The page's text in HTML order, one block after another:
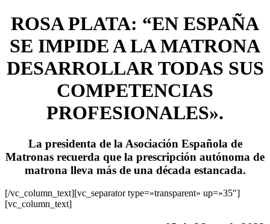
ROSA PLATA: “EN ESPAÑA
SE IMPIDE A LA MATRONA
DESARROLLAR TODAS SUS
COMPETENCIAS
PROFESIONALES».
La presidenta de la Asociación Española de
Matronas recuerda que la prescripción autónoma de
matrona lleva más de una década estancada.
[/vc_column_text][vc_separator type=»transparent» up=»35″]
[vc_column_text]